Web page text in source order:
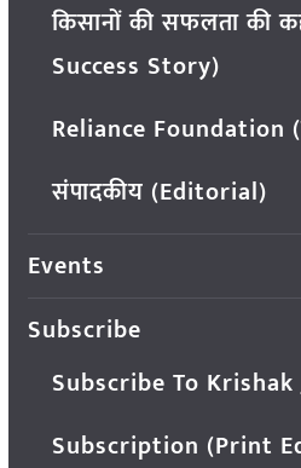
किसानों की सफलता की
Success Story)
Reliance Foundation
संपादकीय (Editorial)
Events
Subscribe
Subscribe To
Subscription (Print